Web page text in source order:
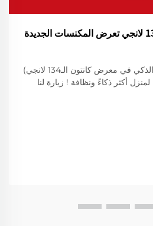
رائع معرض كانتون ال134 لانجي تعرض المكنسات الجديدة
تجربة أحدث تقنيات الفراغ الذكي في معرض كانتون الـ134 لانجي)
أكثر ذكاءً ونظافة ! زيارة لنا